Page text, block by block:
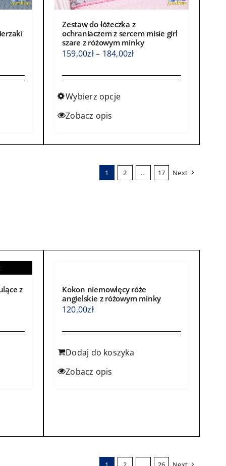
Zestaw do łóżeczka z
ochraniaczem z sercem misie girl
szare z różowym minky
159,00zł– 184,00złZakres
od
Wybierz opcje
Ten
wariantów.
produktu
Zobacz opis
1 2 … 17 Next
z
Kokon niemowlęcy róże
angielskie z różowym minky
120,00zł
Dodaj do koszyka
Zobacz opis